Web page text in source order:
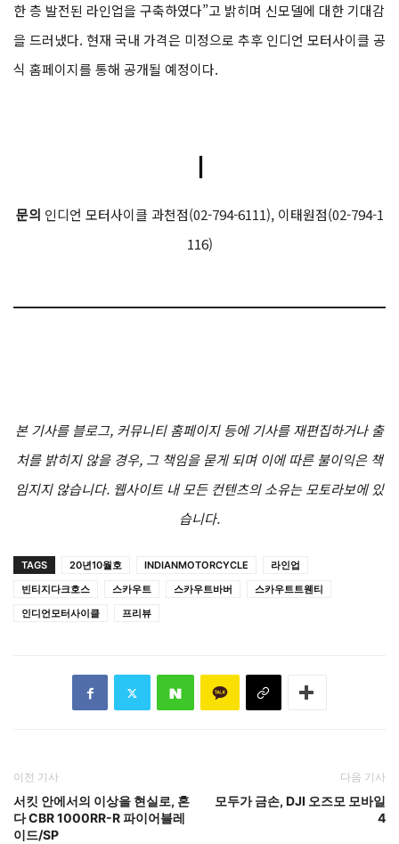
한 층 발전된 라인업을 구축하였다”고 밝히며 신모델에 대한 기대감
을 드러냈다. 현재 국내 가격은 미정으로 추후 인디언 모터사이클 공
식 홈페이지를 통해 공개될 예정이다.
ㅣ
문의 인디언 모터사이클 과천점(02-794-6111), 이태원점(02-794-1
116)
본 기사를 블로그, 커뮤니티 홈페이지 등에 기사를 재편집하거나 출
처를 밝히지 않을 경우, 그 책임을 묻게 되며 이에 따른 불이익은 책
임지지 않습니다. 웹사이트 내 모든 컨텐츠의 소유는 모토라보에 있
습니다.
TAGS 20년10월호 INDIANMOTORCYCLE
라인업
빈티지다크호스
스카우트 스카우트바버
스카우트트웬티
인디언모터사이클
프리뷰
이전 기사
서킷 안에서의 이상을 현실로, 혼
다 CBR 1000RR-R 파이어블레
이드/SP
다음 기사
모두가 금손, DJI 오즈모 모바일
4